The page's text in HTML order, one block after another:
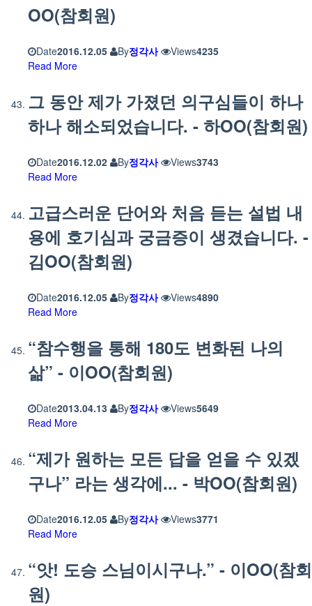
OO(참회원)
Date2016.12.05 By정각사 Views4235
Read More
그 동안 제가 가졌던 의구심들이 하나
하나 해소되었습니다. - 하OO(참회원)
Date2016.12.02 By정각사 Views3743
Read More
고급스러운 단어와 처음 듣는 설법 내
용에 호기심과 궁금증이 생겼습니다. -
김OO(참회원)
Date2016.12.05 By정각사 Views4890
Read More
“참수행을 통해 180도 변화된 나의
삶” - 이OO(참회원)
Date2013.04.13 By정각사 Views5649
Read More
“제가 원하는 모든 답을 얻을 수 있겠
구나” 라는 생각에... - 박OO(참회원)
Date2016.12.05 By정각사 Views3771
Read More
“앗! 도승 스님이시구나.” - 이OO(참회
원)